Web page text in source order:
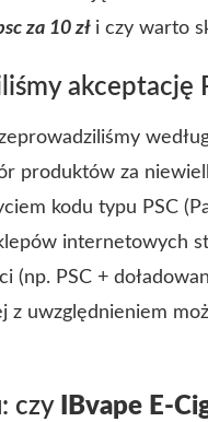
za 10 złi czy warto
akceptację
produktów za
kodu typu PSC
internetowych
(np. PSC +
z uwzględnieniem
czy IBvape E-